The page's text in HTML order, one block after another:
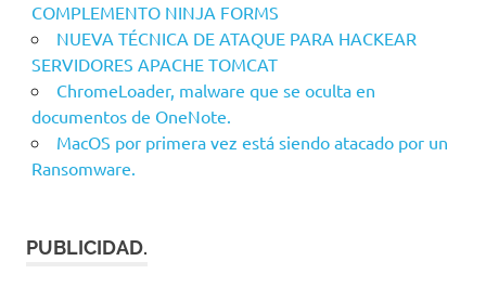
COMPLEMENTO NINJA FORMS
NUEVA TÉCNICA DE ATAQUE PARA HACKEAR
SERVIDORES APACHE TOMCAT
ChromeLoader, malware que se oculta en
documentos de OneNote.
MacOS por primera vez está siendo atacado por un
Ransomware.
PUBLICIDAD.